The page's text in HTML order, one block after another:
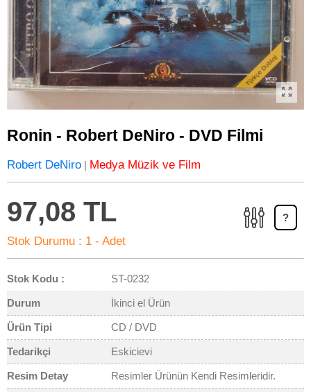
Ronin - Robert DeNiro - DVD Filmi
Robert DeNiro | Medya Müzik ve Film
97,08 TL
Stok Durumu : 1 - Adet
?
Stok Kodu : ST-0232
Durum İkinci el Ürün
Ürün Tipi CD / DVD
Tedarikçi Eskicievi
Resim Detay Resimler Ürünün Kendi Resimleridir.